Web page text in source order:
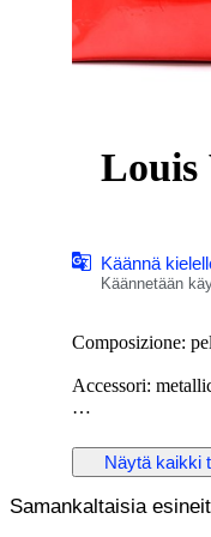
Louis
Käännä
Käännetään
Composizione:
Accessori:
Chiusura con
Borsa tipo
Näytä kaikki
Samankaltaisia